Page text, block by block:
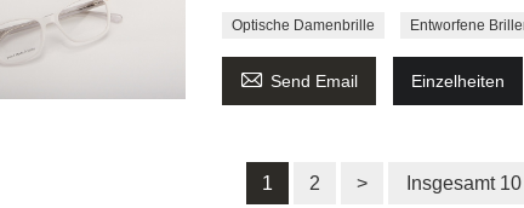
Optische Damenbrille Entworfene
 Send Email Einzelheiten
1 2 > Insgesamt